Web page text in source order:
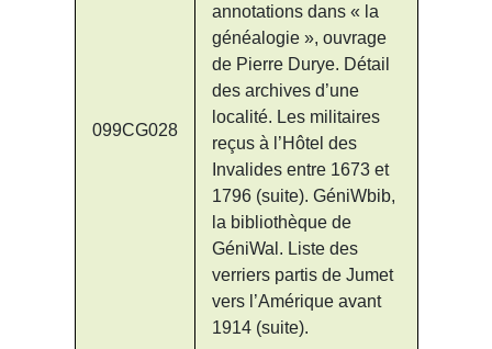
099CG028
annotations dans « la
généalogie », ouvrage
de Pierre Durye. Détail
des archives d’une
localité. Les militaires
reçus à l’Hôtel des
Invalides entre 1673 et
1796 (suite). GéniWbib,
la bibliothèque de
GéniWal. Liste des
verriers partis de Jumet
vers l’Amérique avant
1914 (suite).